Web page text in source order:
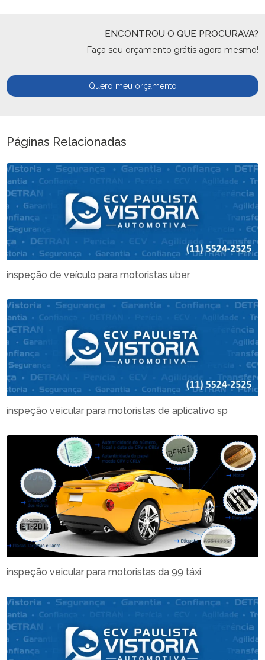
ENCONTROU O QUE PROCURAVA?
Faça seu orçamento grátis agora mesmo!
Quero meu orçamento
Páginas Relacionadas
inspeção de veículo para motoristas uber
inspeção veicular para motoristas de aplicativo sp
inspeção veicular para motoristas da 99 táxi